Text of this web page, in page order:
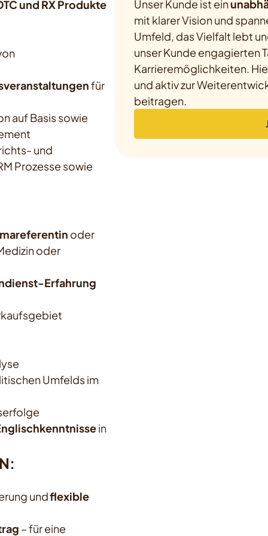
Unser Kunde ist ein
mit klarer Vision und
Umfeld, das Vielfalt lebt
unser Kunde engagierten
Karrieremöglichkeiten.
und aktiv zur
beitragen.
und RX Produkte
für
auf Basis sowie
und
Prozesse sowie
oder
oder
Erfahrung
Umfelds im
in
undflexible
– für eine